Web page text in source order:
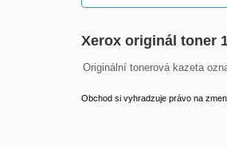
Xerox originál toner
Originální tonerová kazeta
Obchod si vyhradzuje právo na